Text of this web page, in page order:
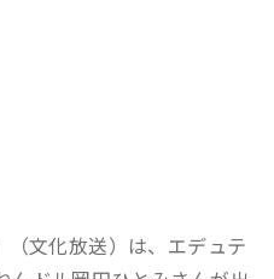
文化放送）は、エデュテ